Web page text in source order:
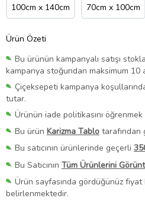
100cm x 140cm 70cm x 100cm
Ürün Özeti
Bu ürünün kampanyalı satışı
kampanya stoğundan maksimum 10
Çiçeksepeti kampanya
tutar.
Ürünün iade politikasını öğrenmek
Bu ürün Karizma Tablo tarafından
Bu satıcının ürünlerinde geçerli
Bu Satıcının Tüm Ürünlerini
Ürün sayfasında gördüğünüz fiyat
belirlenmektedir.